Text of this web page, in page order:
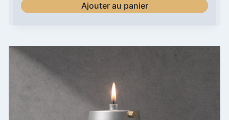
Ajouter au panier